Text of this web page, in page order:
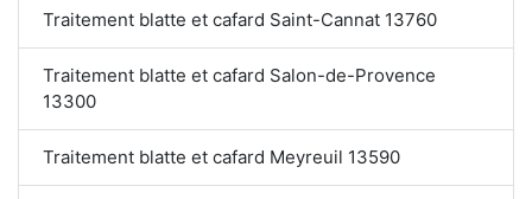
Traitement blatte et cafard Saint-Cannat 13760
Traitement blatte et cafard Salon-de-Provence
13300
Traitement blatte et cafard Meyreuil 13590